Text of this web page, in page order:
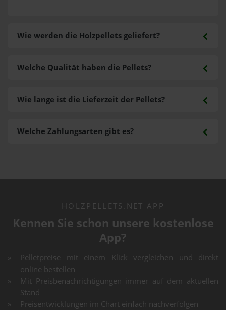
Wie werden die Holzpellets geliefert?
Welche Zahlungsarten gibt es?
Welche Qualität haben die Pellets?
Wie lange ist die Lieferzeit der Pellets?
HOLZPELLETS.NET APP
Kennen Sie schon unsere kostenlose
App?
Pelletpreise mit einem Klick vergleichen und direkt
online bestellen
Mit Preisbenachrichtigungen immer auf dem aktuellen
Stand
Preisentwicklungen im Chart einfach nachverfolgen